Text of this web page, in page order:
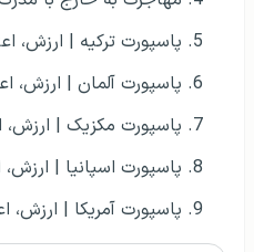
پاسپورت ترکیه | ارزش،
پاسپورت آلمان | ارزش،
پاسپورت مکزیک | ارزش،
پاسپورت اسپانیا |
پاسپورت آمریکا | ارزش،